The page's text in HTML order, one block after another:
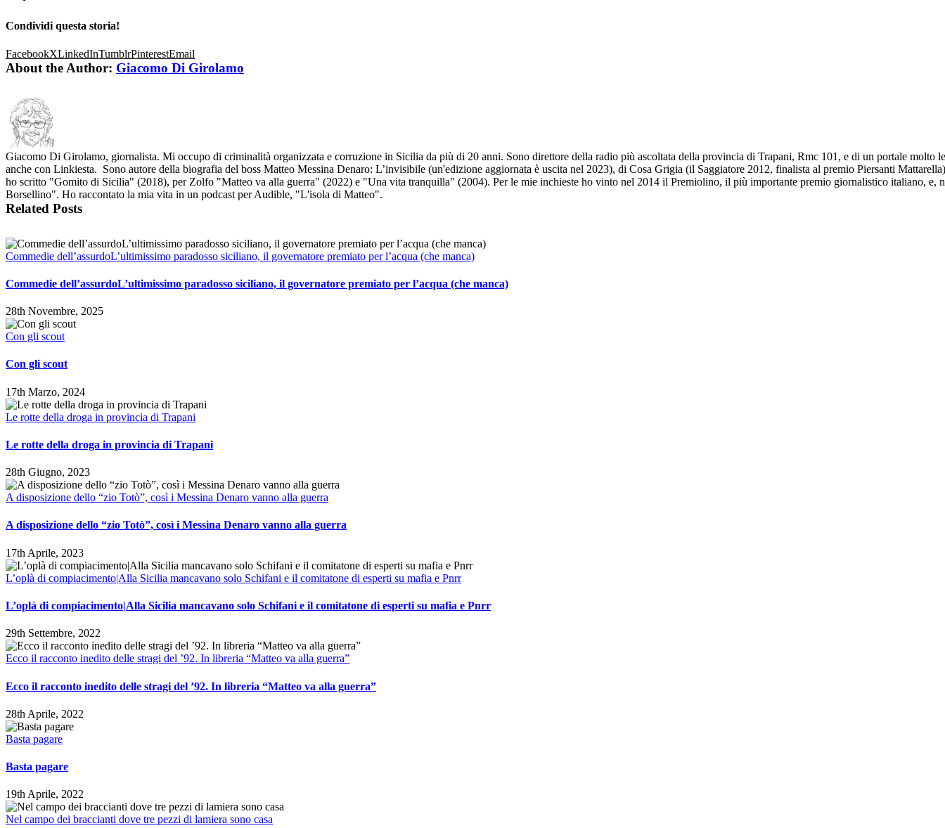
Condividi questa storia!
FacebookXLinkedInTumblrPinterestEmail
About the Author: Giacomo Di Girolamo
Giacomo Di Girolamo, giornalista. Mi occupo di criminalità organizzata e corruzione in Sicilia da più di 20 anni. Sono direttore della radio più ascoltata della provincia di Trapani, Rmc 101, e di un portale
anche con Linkiesta. Sono autore della biografia del boss Matteo Messina Denaro: L’invisibile (un'edizione aggiornata è uscita nel 2023), di Cosa Grigia (il Saggiatore 2012, finalista al premio Piersanti
ho scritto "Gomito di Sicilia" (2018), per Zolfo "Matteo va alla guerra" (2022) e "Una vita tranquilla" (2004). Per le mie inchieste ho vinto nel 2014 il Premiolino, il più importante premio giornalistico italiano, e,
Borsellino". Ho raccontato la mia vita in un podcast per Audible, "L'isola di Matteo".
Related Posts
Commedie dell’assurdoL’ultimissimo paradosso siciliano, il governatore premiato per l’acqua (che manca)
Commedie dell’assurdoL’ultimissimo paradosso siciliano, il governatore premiato per l’acqua (che manca)
28th Novembre, 2025
Con gli scout
Con gli scout
17th Marzo, 2024
Le rotte della droga in provincia di Trapani
Le rotte della droga in provincia di Trapani
28th Giugno, 2023
A disposizione dello “zio Totò”, così i Messina Denaro vanno alla guerra
A disposizione dello “zio Totò”, così i Messina Denaro vanno alla guerra
17th Aprile, 2023
L’oplà di compiacimento|Alla Sicilia mancavano solo Schifani e il comitatone di esperti su mafia e Pnrr
L’oplà di compiacimento|Alla Sicilia mancavano solo Schifani e il comitatone di esperti su mafia e Pnrr
29th Settembre, 2022
Ecco il racconto inedito delle stragi del ’92. In libreria “Matteo va alla guerra”
Ecco il racconto inedito delle stragi del ’92. In libreria “Matteo va alla guerra”
28th Aprile, 2022
Basta pagare
Basta pagare
19th Aprile, 2022
Nel campo dei braccianti dove tre pezzi di lamiera sono casa